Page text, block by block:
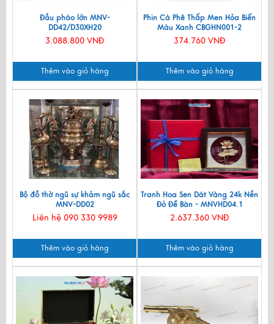
Đầu pháo lớn MNV-
DD42/D30XH20
3.088.800 VNĐ
Thêm vào giỏ hàng
Phin Cà Phê Thấp Men Hỏa Biến
Màu Xanh CBGHN001-2
374.760 VNĐ
Thêm vào giỏ hàng
Bộ đồ thờ ngũ sự khảm ngũ sắc
MNV-DD02
Liên hệ 090 330 9989
Thêm vào giỏ hàng
Tranh Hoa Sen Dát Vàng 24k Nền
Đỏ Để Bàn - MNVHD04.1
2.637.360 VNĐ
Thêm vào giỏ hàng